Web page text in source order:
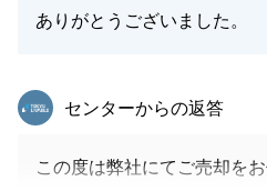
ありがとうございました。
東急リバブル
センターからの返答
この度は弊社にてご売却を